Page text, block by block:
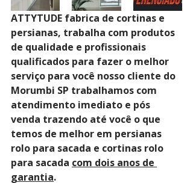
ATTYTUDE fabrica de cortinas e
persianas, trabalha com produtos
de qualidade e profissionais
qualificados para fazer o melhor
serviço para você nosso cliente do
Morumbi SP trabalhamos com
atendimento imediato e pós
venda trazendo até você o que
temos de melhor em persianas
rolo para sacada e cortinas rolo
para sacada com dois anos de
garantia.